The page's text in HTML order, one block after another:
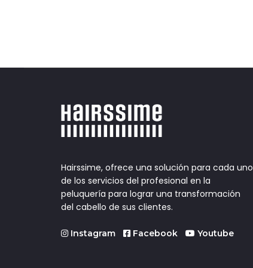
Hairssime, ofrece una solución para cada uno
de los servicios del profesional en la
peluquería para lograr una transformación
del cabello de sus clientes.
Instagram Facebook Youtube